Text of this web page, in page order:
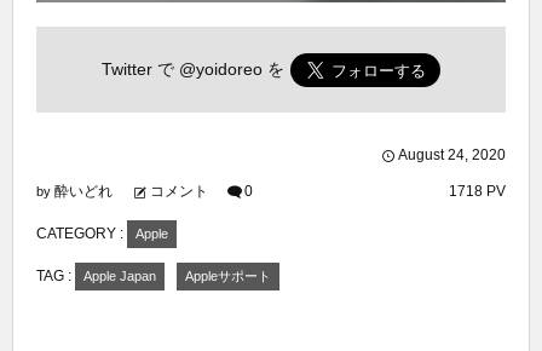
Twitter で @yoidoreo を
August 24 2020
by 酔いどれ コメント 0 1718 PV
CATEGORY : Apple
TAG : Apple Japan Appleサポート